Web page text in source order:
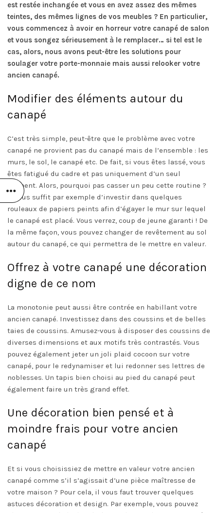
est restée inchangée et vous en avez assez des mêmes
teintes, des mêmes lignes de vos meubles ? En particulier,
vous commencez à avoir en horreur votre canapé de salon
et vous songez sérieusement à le remplacer… si tel est le
cas, alors, nous avons peut-être les solutions pour
soulager votre porte-monnaie mais aussi relooker votre
ancien canapé.
Modifier des éléments autour du
canapé
C’est très simple, peut-être que le problème avec votre
canapé ne provient pas du canapé mais de l’ensemble : les
murs, le sol, le canapé etc. De fait, si vous êtes lassé, vous
êtes fatigué du cadre et pas uniquement d’un seul
élément. Alors, pourquoi pas casser un peu cette routine ?
Il vous suffit par exemple d’investir dans quelques
rouleaux de papiers peints afin d’égayer le mur sur lequel
le canapé est placé. Vous verrez, coup de jeune garanti ! De
la même façon, vous pouvez changer de revêtement au sol
autour du canapé, ce qui permettra de le mettre en valeur.
Offrez à votre canapé une décoration
digne de ce nom
La monotonie peut aussi être contrée en habillant votre
ancien canapé. Investissez dans des coussins et de belles
taies de coussins. Amusez-vous à disposer des coussins de
diverses dimensions et aux motifs très contrastés. Vous
pouvez également jeter un joli plaid cocoon sur votre
canapé, pour le redynamiser et lui redonner ses lettres de
noblesses. Un tapis bien choisi au pied du canapé peut
également faire un très grand effet.
Une décoration bien pensé et à
moindre frais pour votre ancien
canapé
Et si vous choisissiez de mettre en valeur votre ancien
canapé comme s’il s’agissait d’une pièce maîtresse de
votre maison ? Pour cela, il vous faut trouver quelques
astuces décoration et design. Par exemple, vous pouvez